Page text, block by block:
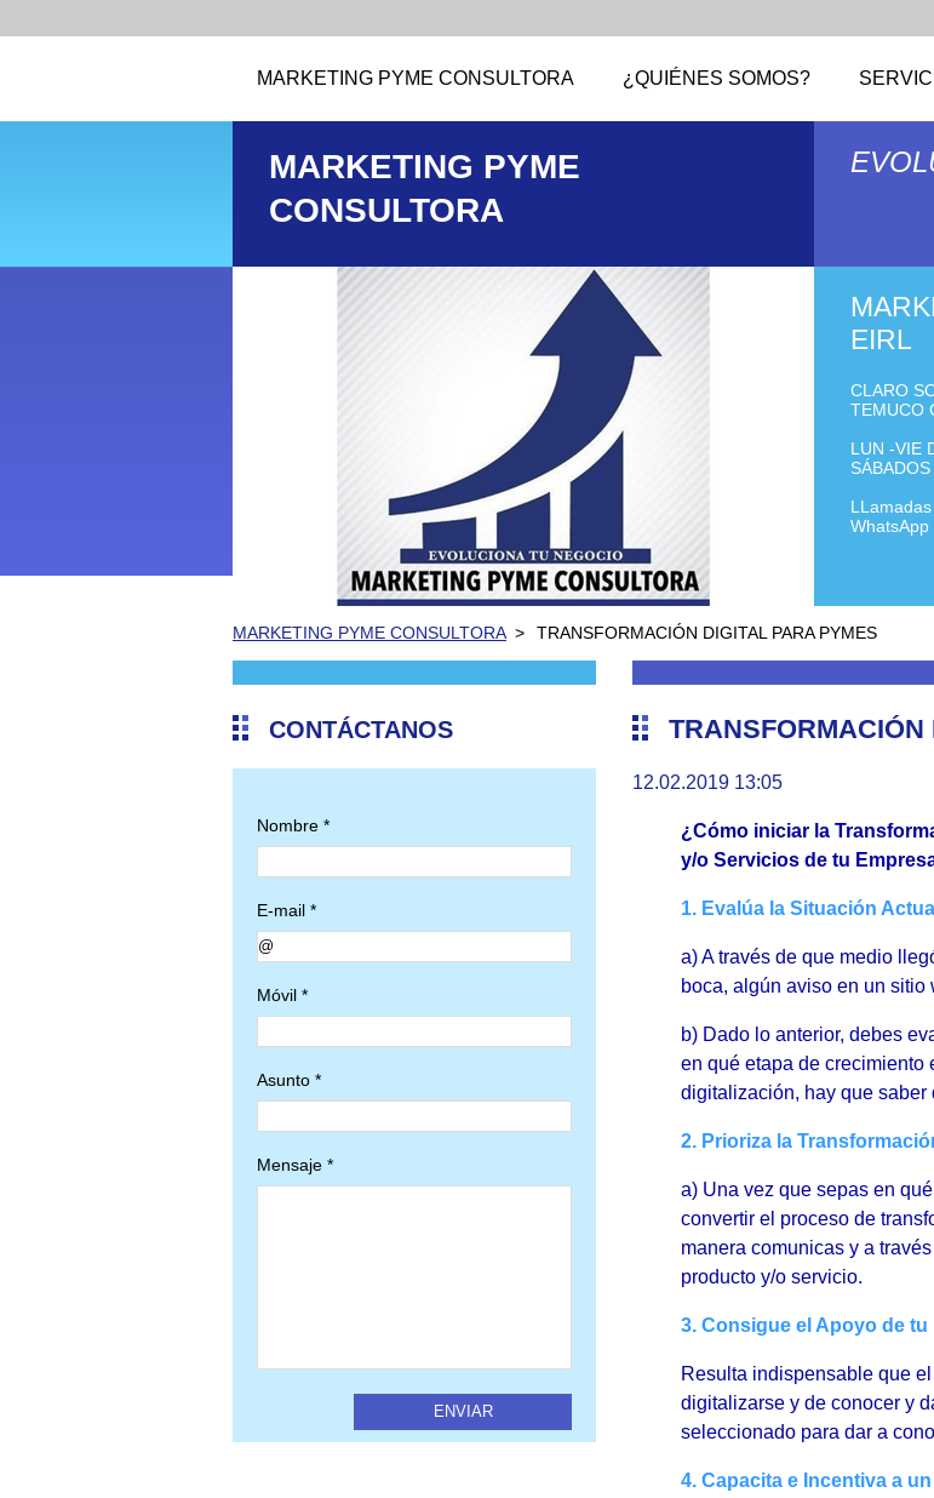
MARKETING PYME CONSULTORA ¿QUIÉNES SOMOS?
MARKETING PYME
CONSULTORA
EIRL
CLARO
TEMUCO
LUN -VIE
MARKETING PYME CONSULTORA > TRANSFORMACIÓN DIGITAL PARA PYMES
CONTÁCTANOS
Nombre *
E-mail *
Móvil *
Asunto *
Mensaje *
TRANSFORMACIÓN
12.02.2019 13:05
¿Cómo iniciar la
y/o Servicios de tu
1. Evalúa la Situación
a) A través de que medio
boca, algún aviso en un sitio
b) Dado lo anterior, debes
en qué etapa de crecimiento
digitalización, hay que saber
2. Prioriza la
a) Una vez que sepas en
convertir el proceso de
manera comunicas y a
producto y/o servicio.
3. Consigue el Apoyo de
Resulta indispensable que
digitalizarse y de conocer y
seleccionado para dar a
4. Capacita e Incentiva a